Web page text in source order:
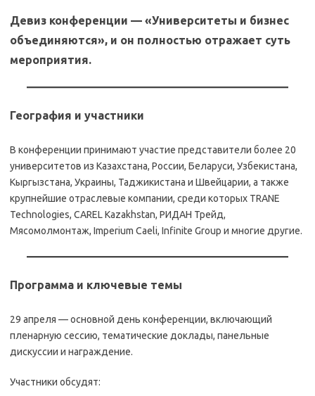
Девиз конференции — «Университеты и бизнес
объединяются», и он полностью отражает суть
мероприятия.
География и участники
В конференции принимают участие представители более 20
университетов из Казахстана, России, Беларуси, Узбекистана,
Кыргызстана, Украины, Таджикистана и Швейцарии, а также
крупнейшие отраслевые компании, среди которых TRANE
Technologies, CAREL Kazakhstan, РИДАН Трейд,
Мясомолмонтаж, Imperium Caeli, Infinite Group и многие другие.
Программа и ключевые темы
29 апреля — основной день конференции, включающий
пленарную сессию, тематические доклады, панельные
дискуссии и награждение.
Участники обсудят: